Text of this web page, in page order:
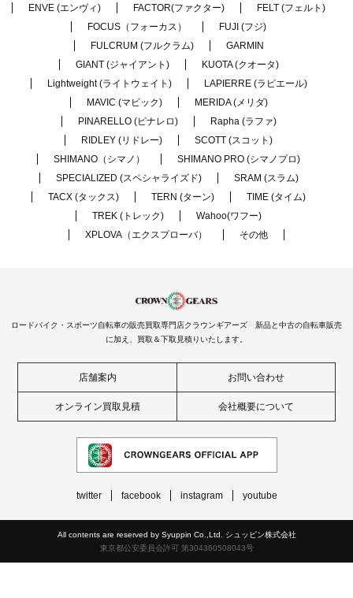
ENVE (エンヴィ)
FACTOR(ファクター)
FELT (フェルト)
FOCUS（フォーカス）
FUJI (フジ)
FULCRUM (フルクラム)
GARMIN
GIANT (ジャイアント)
KUOTA (クオータ)
Lightweight (ライトウェイト)
LAPIERRE (ラピエール)
MAVIC (マビック)
MERIDA (メリダ)
PINARELLO (ピナレロ)
Rapha (ラファ)
RIDLEY (リドレー)
SCOTT (スコット)
SHIMANO（シマノ）
SHIMANO PRO (シマノプロ)
SPECIALIZED (スペシャライズド)
SRAM (スラム)
TACX (タックス)
TERN (ターン)
TIME (タイム)
TREK (トレック)
Wahoo(ワフー)
XPLOVA（エクスプローバ）
その他
ロードバイク・スポーツ自転車の販売買取専門店クラウンギアーズ 新品と中古の自転車販売
に加え、買取＆下取見積りいたします。
店舗案内 お問い合わせ
オンライン買取見積 会社概要について
twitter facebook instagram youtube
All contents are reserved by Syuppin Co.,Ltd. シュッピン株式会社
東京都公安委員会許可 第304360508043号